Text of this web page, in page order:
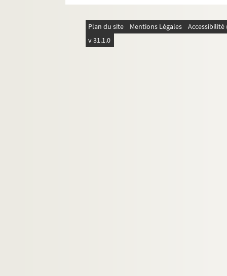
Plan du site Mentions Légales
v 31.1.0